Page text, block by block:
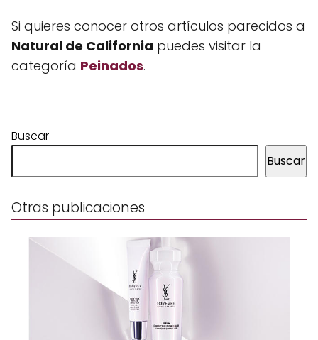
Si quieres conocer otros artículos parecidos a
Natural de California puedes visitar la
categoría Peinados.
Buscar
Buscar
Otras publicaciones